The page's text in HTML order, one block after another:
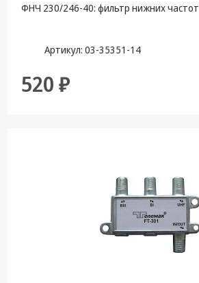
ФНЧ 230/246-40: фильтр нижних частот
Артикул: 03-35351-14
520 ₽